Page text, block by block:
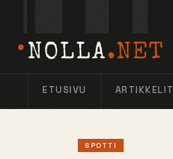
NOLLA.NET
ETUSIVU ARTIKKELIT
SPOTTI